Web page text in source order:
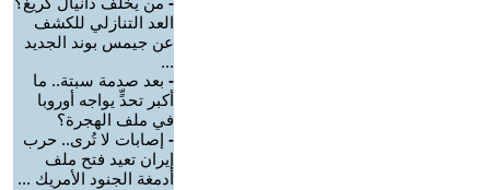
العد التنازلي للكشف
عن جيمس بوند الجديد
...
- بعد صدمة سبتة.. ما
أكبر تحدٍّ يواجه أوروبا
في ملف الهجرة؟
- إصابات لا تُرى.. حرب
إيران تعيد فتح ملف
أدمغة الجنود الأمريك ...